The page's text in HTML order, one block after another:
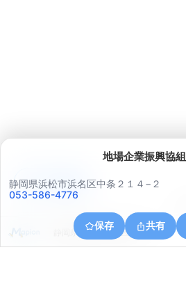
地場企業振興協組
静岡県浜松市浜名区中条２１４−２
053-586-4776
保存 共有
静岡県浜松市浜名区小松
アプリで見る